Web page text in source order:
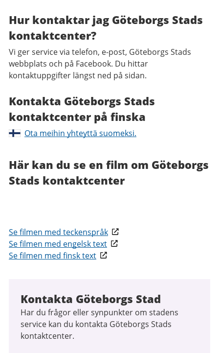
Hur kontaktar jag Göteborgs Stads
kontaktcenter?
Vi ger service via telefon, e-post, Göteborgs Stads
webbplats och på Facebook. Du hittar
kontaktuppgifter längst ned på sidan.
Kontakta Göteborgs Stads
kontaktcenter på finska
Ota meihin yhteyttä suomeksi.
Här kan du se en film om Göteborgs
Stads kontaktcenter
Se filmen med teckenspråk
Se filmen med engelsk text
Se filmen med finsk text
Kontakta Göteborgs Stad
Har du frågor eller synpunkter om stadens
service kan du kontakta Göteborgs Stads
kontaktcenter.